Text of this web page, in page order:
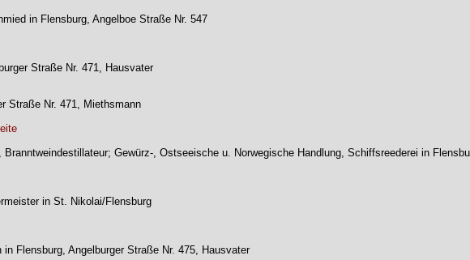
in Flensburg, Angelboe Straße Nr. 547
Straße Nr. 471, Hausvater
Straße Nr. 471, Miethsmann
Gewürz-, Ostseeische u. Norwegische Handlung, Schiffsreederei in
in St. Nikolai/Flensburg
Flensburg, Angelburger Straße Nr. 475, Hausvater